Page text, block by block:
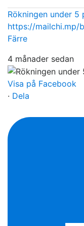
Rökningen under 5
https://mailchi.mp/
Färre
4 månader sedan
Visa på Facebook
· Dela